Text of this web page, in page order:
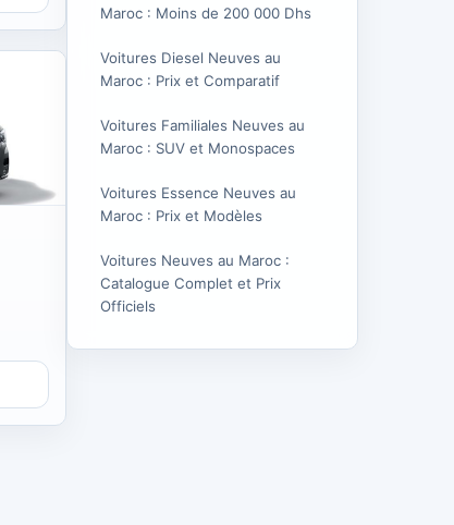
Maroc : Moins de 200 000 Dhs
Voitures Diesel Neuves au
Maroc : Prix et Comparatif
Voitures Familiales Neuves au
Maroc : SUV et Monospaces
Voitures Essence Neuves au
Maroc : Prix et Modèles
Voitures Neuves au Maroc :
Catalogue Complet et Prix
Officiels